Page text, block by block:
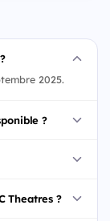
2025.
?
Theatres ?